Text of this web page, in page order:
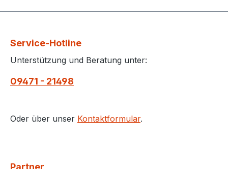
Service-Hotline
Unterstützung und Beratung unter:
09471 - 21498
Oder über unser Kontaktformular.